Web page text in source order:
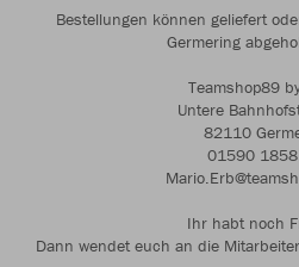
Bestellungen können geliefert
Germering
Teamshop89
Untere
82110
01590
Ihr habt noch
Dann wendet euch an die